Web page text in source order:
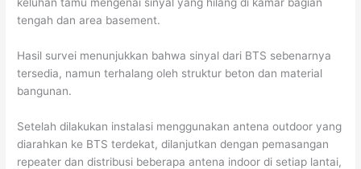
tengah dan area basement.
Hasil survei menunjukkan bahwa sinyal dari BTS sebenarnya
tersedia, namun terhalang oleh struktur beton dan material
bangunan.
Setelah dilakukan instalasi menggunakan antena outdoor yang
diarahkan ke BTS terdekat, dilanjutkan dengan pemasangan
repeater dan distribusi beberapa antena indoor di setiap lantai,